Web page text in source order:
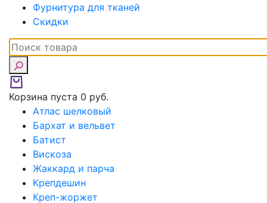
Фурнитура для тканей
Скидки
Корзина пуста 0 руб.
Атлас шелковый
Бархат и вельвет
Батист
Вискоза
Жаккард и парча
Крепдешин
Креп-жоржет